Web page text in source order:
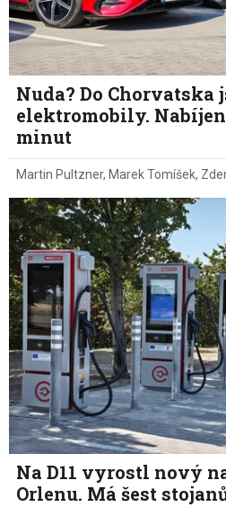
Nuda? Do Chorvatska
elektromobily.
minut
Martin Pultzner, Marek Tomíšek,
Na D11 vyrostl nový
Orlenu. Má šest